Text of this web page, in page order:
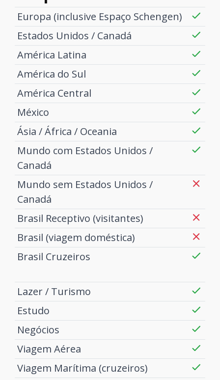
Europa (inclusive Espaço Schengen)
Estados Unidos / Canadá
América Latina
América do Sul
América Central
México
Ásia / África / Oceania
Mundo com Estados Unidos /
Canadá
Mundo sem Estados Unidos /
Canadá
Brasil Receptivo (visitantes)
Brasil (viagem doméstica)
Brasil Cruzeiros
Lazer / Turismo
Estudo
Negócios
Viagem Aérea
Viagem Marítima (cruzeiros)